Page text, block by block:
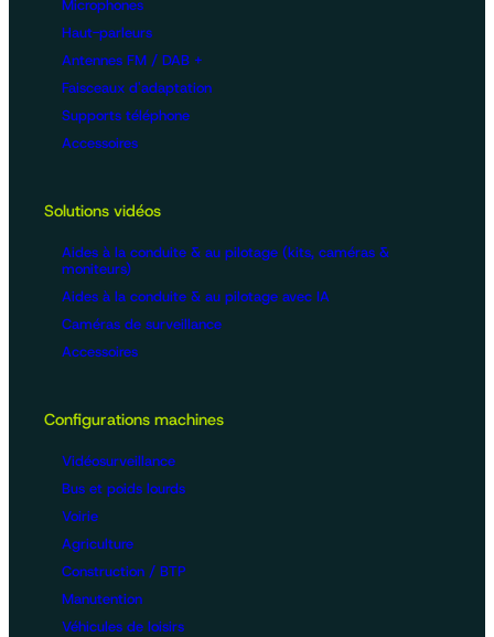
Microphones
Haut-parleurs
Antennes FM / DAB +
Faisceaux d'adaptation
Supports téléphone
Accessoires
Solutions vidéos
Aides à la conduite & au pilotage (kits, caméras &
moniteurs)
Aides à la conduite & au pilotage avec IA
Caméras de surveillance
Accessoires
Configurations machines
Vidéosurveillance
Bus et poids lourds
Voirie
Agriculture
Construction / BTP
Manutention
Véhicules de loisirs